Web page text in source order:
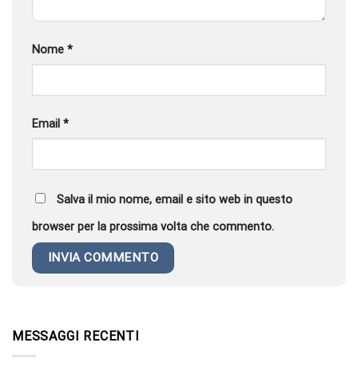
Nome *
Email *
Salva il mio nome, email e sito web in questo
browser per la prossima volta che commento.
MESSAGGI RECENTI